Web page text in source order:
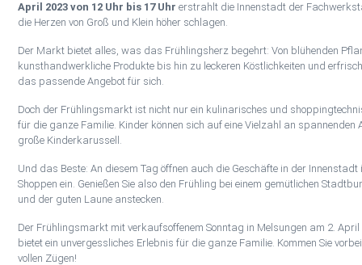
April 2023 von 12 Uhr bis 17 Uhr erstrahlt die Innenstadt der
die Herzen von Groß und Klein höher schlagen.
Der Markt bietet alles, was das Frühlingsherz begehrt: Von blühenden
kunsthandwerkliche Produkte bis hin zu leckeren Köstlichkeiten und
das passende Angebot für sich.
Doch der Frühlingsmarkt ist nicht nur ein kulinarisches und
für die ganze Familie. Kinder können sich auf eine Vielzahl an
große Kinderkarussell.
Und das Beste: An diesem Tag öffnen auch die Geschäfte in der
Shoppen ein. Genießen Sie also den Frühling bei einem gemütlichen
und der guten Laune anstecken.
Der Frühlingsmarkt mit verkaufsoffenem Sonntag in Melsungen am 2.
bietet ein unvergessliches Erlebnis für die ganze Familie. Kommen Sie
vollen Zügen!